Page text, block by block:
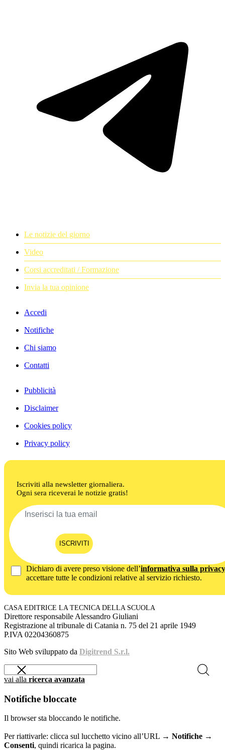
Le notizie del giorno
Video
Corsi accreditati / Formazione
Invia la tua opinione
Accedi
Notifiche
Chi siamo
Contatti
Pubblicità
Disclaimer
Cookies policy
Privacy policy
Iscriviti alla newsletter giornaliera.
Ogni sera riceverai le notizie gratis!
ISCRIVITI
Dichiaro di avere preso visione dell’informativa sulla privacy
accettare tutte le condizioni relative al servizio richiesto.
CASA EDITRICE LA TECNICA DELLA SCUOLA
Direttore responsabile Alessandro Giuliani
Registrazione al tribunale di Catania n. 75 del 21 aprile 1949
P.IVA 02204360875
Sito Web sviluppato da Digitrend S.r.l.
vai alla ricerca avanzata
Notifiche bloccate
Il browser sta bloccando le notifiche.
Per riattivarle: clicca sul lucchetto vicino all’URL → Notifiche →
Consenti, quindi ricarica la pagina.